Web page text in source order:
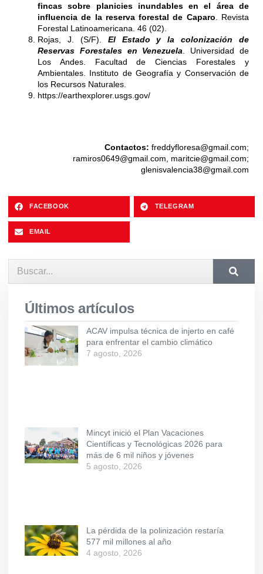
fincas sobre planicies inundables en el área de
influencia de la reserva forestal de Caparo . Revista
Forestal Latinoamericana. 46 (02).
Rojas, J. (S/F). El Estado y la colonización de
Reservas Forestales en Venezuela . Universidad de
Los Andes. Facultad de Ciencias Forestales y
Ambientales. Instituto de Geografía y Conservación de
los Recursos Naturales.
https://earthexplorer.usgs.gov/
Contactos: freddyfloresa@gmail.com;
ramiros0649@gmail.com
maritcie@gmail.com;
glenisvalencia38@gmail.com
FACEBOOK TELEGRAM
EMAIL
Últimos artículos
ACAV impulsa técnica de injerto en café
para enfrentar el cambio climático
7 agosto, 2026
Mincyt inició el Plan Vacaciones
Científicas y Tecnológicas 2026 para
más de 6 mil niños y jóvenes
5 agosto, 2026
La pérdida de la polinización restaría
577 mil millones al año
4 agosto, 2026